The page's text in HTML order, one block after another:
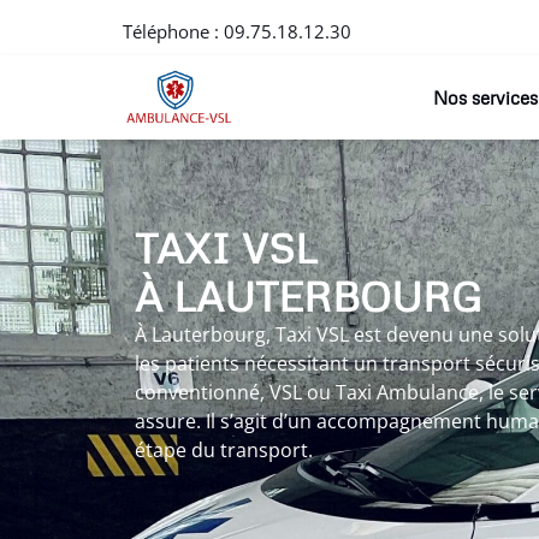
Téléphone : 09.75.18.12.30
Nos services
TAXI VSL
À LAUTERBOURG
À Lauterbourg, Taxi VSL est devenu une
les patients nécessitant un transport
conventionné, VSL ou Taxi Ambulance, le
assure. Il s’agit d’un accompagnement
étape du transport.